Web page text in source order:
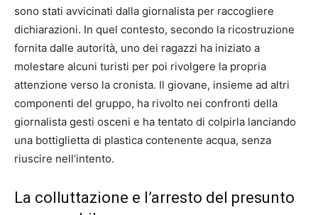
sono stati avvicinati dalla giornalista per raccogliere
dichiarazioni. In quel contesto, secondo la ricostruzione
fornita dalle autorità, uno dei ragazzi ha iniziato a
molestare alcuni turisti per poi rivolgere la propria
attenzione verso la cronista. Il giovane, insieme ad altri
componenti del gruppo, ha rivolto nei confronti della
giornalista gesti osceni e ha tentato di colpirla lanciando
una bottiglietta di plastica contenente acqua, senza
riuscire nell’intento.
La colluttazione e l’arresto del presunto